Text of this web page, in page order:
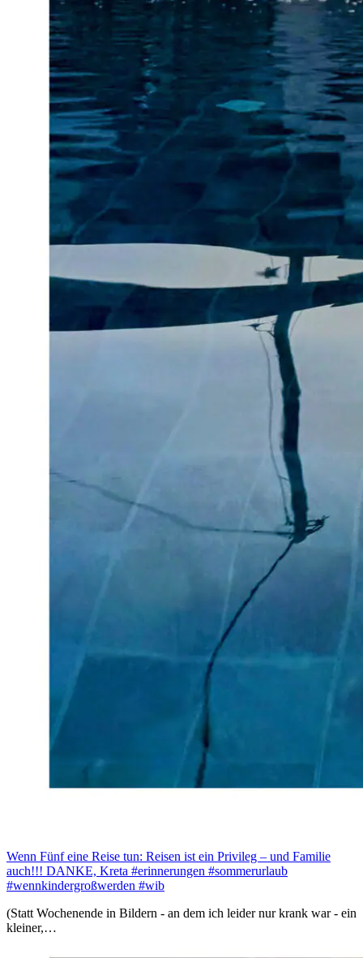
Wenn Fünf eine Reise tun: Reisen ist ein Privileg – und Familie
auch!!! DANKE, Kreta #erinnerungen #sommerurlaub
#wennkindergroßwerden #wib
(Statt Wochenende in Bildern - an dem ich leider nur krank war - ein
kleiner,…